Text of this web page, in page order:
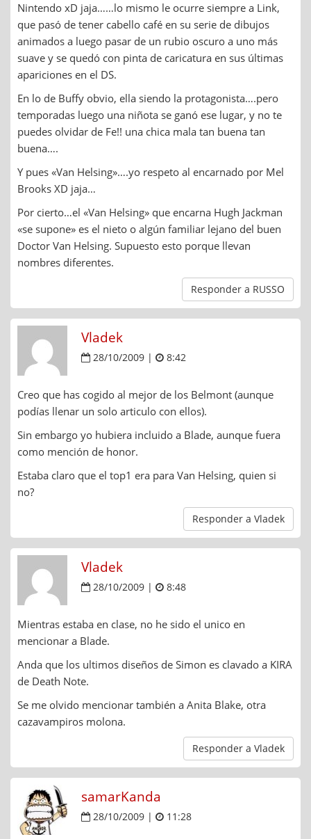
Nintendo xD jaja……lo mismo le ocurre siempre a Link,
que pasó de tener cabello café en su serie de dibujos
animados a luego pasar de un rubio oscuro a uno más
suave y se quedó con pinta de caricatura en sus últimas
apariciones en el DS.
En lo de Buffy obvio, ella siendo la protagonista….pero
temporadas luego una niñota se ganó ese lugar, y no te
puedes olvidar de Fe!! una chica mala tan buena tan
buena….
Y pues «Van Helsing»….yo respeto al encarnado por Mel
Brooks XD jaja…
Por cierto…el «Van Helsing» que encarna Hugh Jackman
«se supone» es el nieto o algún familiar lejano del buen
Doctor Van Helsing. Supuesto esto porque llevan
nombres diferentes.
Responder a RUSSO
Vladek
28/10/2009 | 8:42
Creo que has cogido al mejor de los Belmont (aunque
podías llenar un solo articulo con ellos).
Sin embargo yo hubiera incluido a Blade, aunque fuera
como mención de honor.
Estaba claro que el top1 era para Van Helsing, quien si
no?
Responder a Vladek
Vladek
28/10/2009 | 8:48
Mientras estaba en clase, no he sido el unico en
mencionar a Blade.
Anda que los ultimos diseños de Simon es clavado a KIRA
de Death Note.
Se me olvido mencionar también a Anita Blake, otra
cazavampiros molona.
Responder a Vladek
samarKanda
28/10/2009 | 11:28